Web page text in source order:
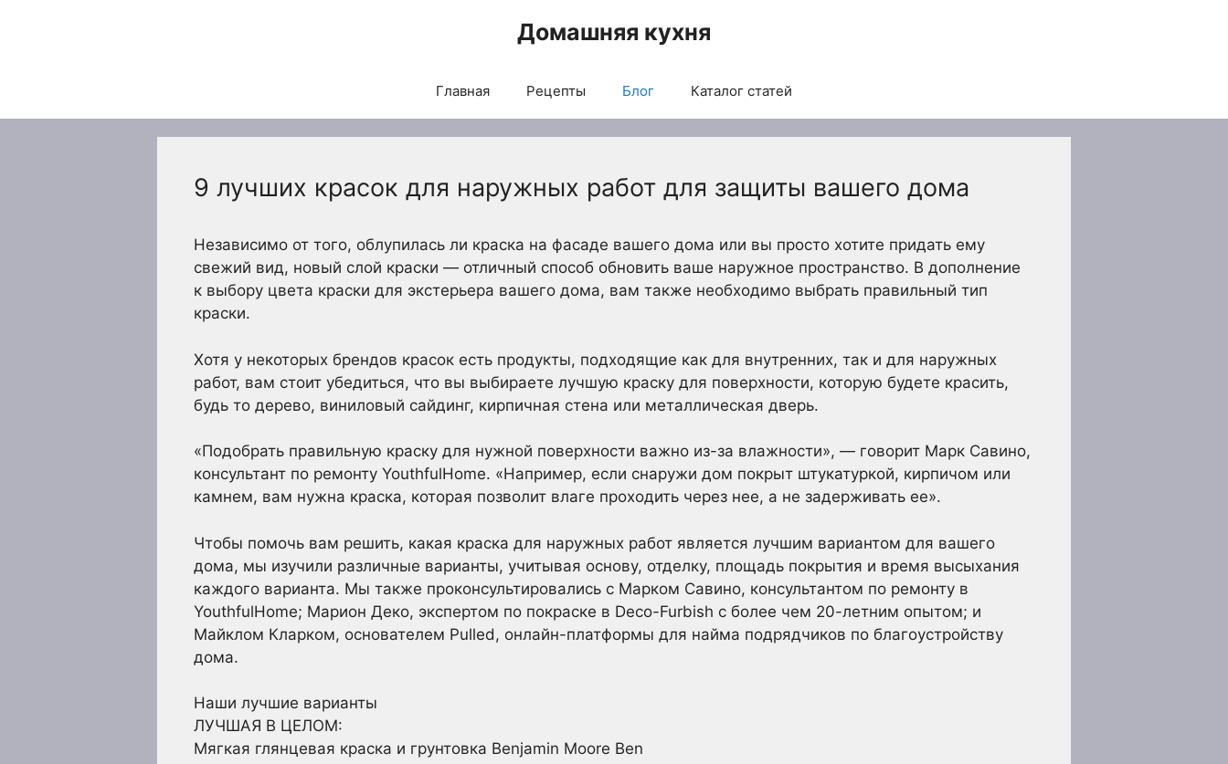
Домашняя кухня
Главная Рецепты Блог Каталог статей
9 лучших красок для наружных работ для защиты вашего дома
Независимо от того, облупилась ли краска на фасаде вашего дома или вы просто хотите придать ему
свежий вид, новый слой краски — отличный способ обновить ваше наружное пространство. В дополнение
к выбору цвета краски для экстерьера вашего дома, вам также необходимо выбрать правильный тип
краски.
Хотя у некоторых брендов красок есть продукты, подходящие как для внутренних, так и для наружных
работ, вам стоит убедиться, что вы выбираете лучшую краску для поверхности, которую будете красить,
будь то дерево, виниловый сайдинг, кирпичная стена или металлическая дверь.
«Подобрать правильную краску для нужной поверхности важно из-за влажности», — говорит Марк Савино,
консультант по ремонту YouthfulHome. «Например, если снаружи дом покрыт штукатуркой, кирпичом или
камнем, вам нужна краска, которая позволит влаге проходить через нее, а не задерживать ее».
Чтобы помочь вам решить, какая краска для наружных работ является лучшим вариантом для вашего
дома, мы изучили различные варианты, учитывая основу, отделку, площадь покрытия и время высыхания
каждого варианта. Мы также проконсультировались с Марком Савино, консультантом по ремонту в
YouthfulHome; Марион Деко, экспертом по покраске в Deco-Furbish с более чем 20-летним опытом; и
Майклом Кларком, основателем Pulled, онлайн-платформы для найма подрядчиков по благоустройству
дома.
Наши лучшие варианты
ЛУЧШАЯ В ЦЕЛОМ:
Мягкая глянцевая краска и грунтовка Benjamin Moore Ben